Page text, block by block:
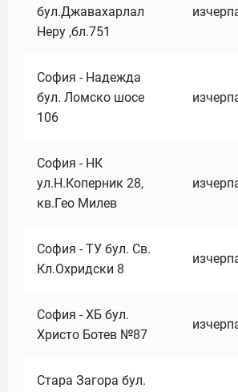
бул.Джавахарлал
Неру ,бл.751
София - Надежда
бул. Ломско шосе
106
София - НК
ул.Н.Коперник 28,
кв.Гео Милев
София - ТУ бул. Св.
Кл.Охридски 8
София - ХБ бул.
Христо Ботев №87
Стара Загора бул.